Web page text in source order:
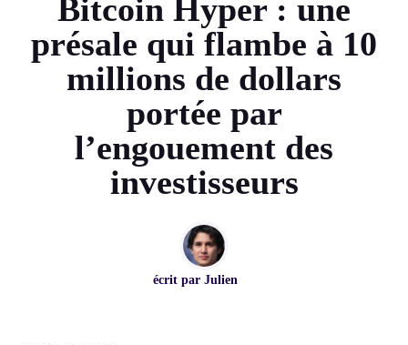
Bitcoin Hyper : une
présale qui flambe à 10
millions de dollars
portée par
l’engouement des
investisseurs
écrit par Julien